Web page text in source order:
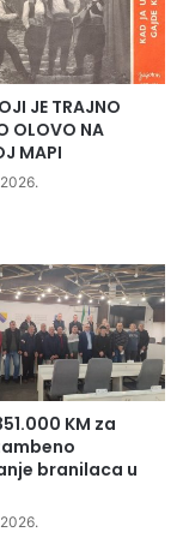
i entuzijazmom
Brijega, Tešnja,
uspješno
imao u
je Halilović.
što je među
JE TRAJNO
OLOVO NA
MAPI
KM za
branilaca u